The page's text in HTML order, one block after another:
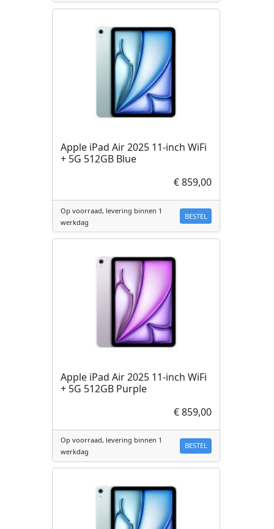
Apple iPad Air 2025 11-inch WiFi
+ 5G 512GB Blue
€ 859,00
Op voorraad, levering binnen 1
werkdag
BESTEL
Apple iPad Air 2025 11-inch WiFi
+ 5G 512GB Purple
€ 859,00
Op voorraad, levering binnen 1
werkdag
BESTEL